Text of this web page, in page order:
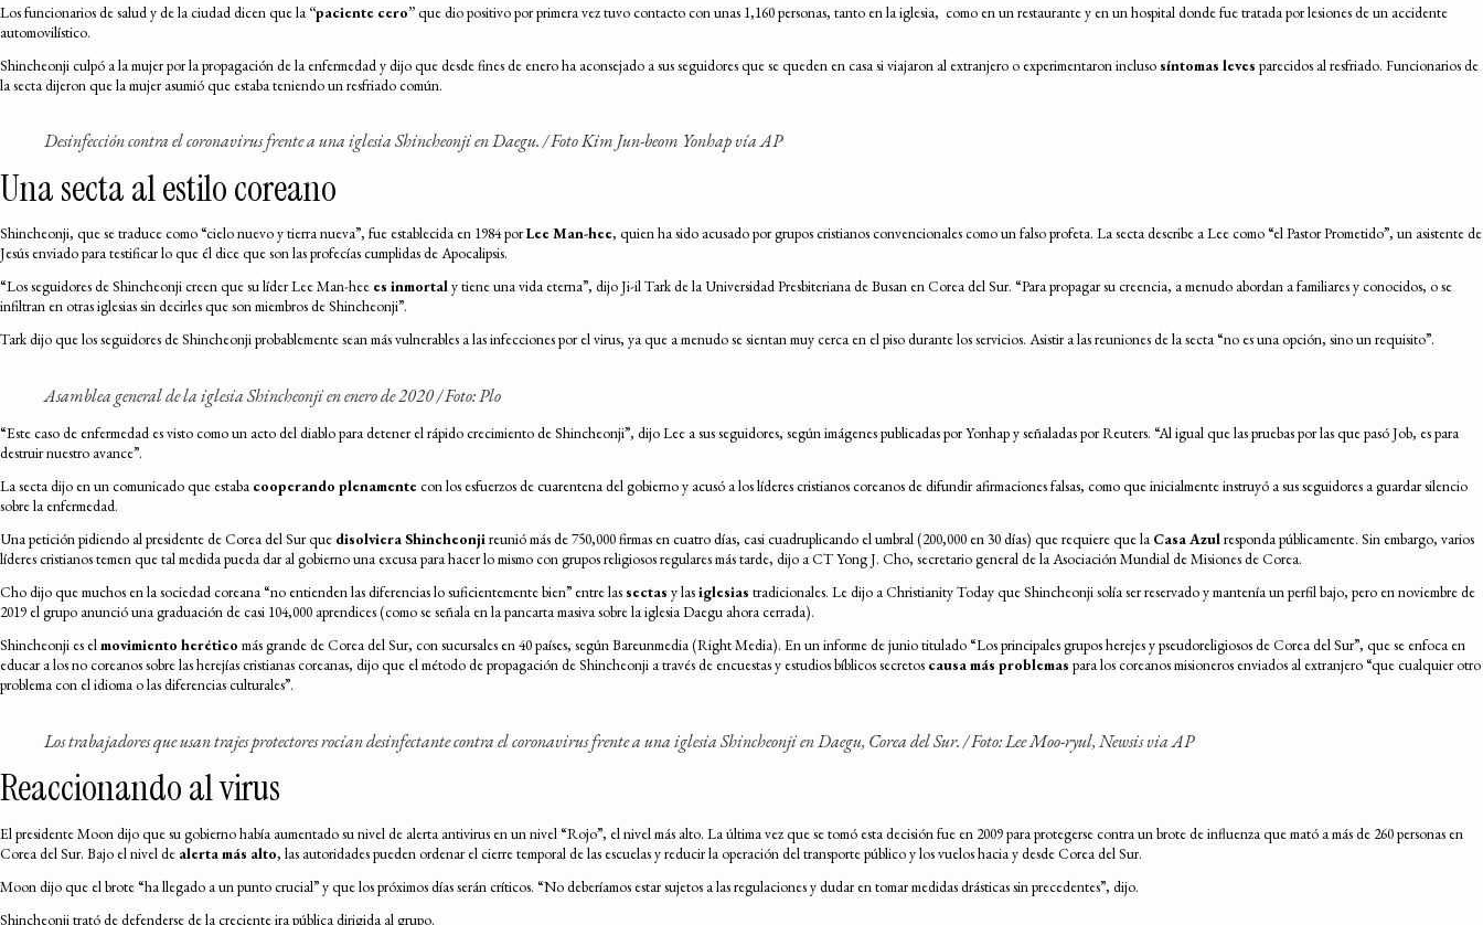
Los funcionarios de salud y de la ciudad dicen que la “paciente cero”que dio positivo por primera vez tuvo contacto con unas 1,160 personas, tanto en la iglesia, como en un restaurante y en un hospital donde fue tratada por lesiones de un accidente
automovilístico.
Shincheonji culpó a la mujer por la propagación de la enfermedad y dijo que desde fines de enero ha aconsejado a sus seguidores que se queden en casa si viajaron al extranjero o experimentaron inclusosíntomas leves parecidos al resfriado. Funcionarios de
la secta dijeron que la mujer asumió que estaba teniendo un resfriado común.
Desinfección contra el coronavirus frente a una iglesia Shincheonji en Daegu. /Foto Kim Jun-beom Yonhap vía AP
Una secta al estilo coreano
Shincheonji, que se traduce como “cielo nuevo y tierra nueva”, fue establecida en 1984 porLee Man-hee, quien ha sido acusado por grupos cristianos convencionales como un falso profeta. La secta describe a Lee como “el Pastor Prometido”, un asistente de
Jesús enviado para testificar lo que él dice que son las profecías cumplidas de Apocalipsis.
“Los seguidores de Shincheonji creen que su líder Lee Man-hee es inmortaly tiene una vida eterna”, dijo Ji-il Tark de la Universidad Presbiteriana de Busan en Corea del Sur. “Para propagar su creencia, a menudo abordan a familiares y conocidos, o se
infiltran en otras iglesias sin decirles que son miembros de Shincheonji”.
Tark dijo que los seguidores de Shincheonji probablemente sean más vulnerables a las infecciones por el virus, ya que a menudo se sientan muy cerca en el piso durante los servicios. Asistir a las reuniones de la secta “no es una opción, sino un requisito”.
Asamblea general de la iglesia Shincheonji en enero de 2020 /Foto: Plo
“Este caso de enfermedad es visto como un acto del diablo para detener el rápido crecimiento de Shincheonji”, dijo Lee a sus seguidores, según imágenes publicadas por Yonhap y señaladas por Reuters. “Al igual que las pruebas por las que pasó Job, es para
destruir nuestro avance”.
La secta dijo en un comunicado que estaba cooperando plenamentecon los esfuerzos de cuarentena del gobierno y acusó a los líderes cristianos coreanos de difundir afirmaciones falsas, como que inicialmente instruyó a sus seguidores a guardar silencio
sobre la enfermedad.
Una petición pidiendo al presidente de Corea del Sur que disolviera Shincheonjireunió más de 750,000 firmas en cuatro días, casi cuadruplicando el umbral (200,000 en 30 días) que requiere que la Casa Azulresponda públicamente. Sin embargo, varios
líderes cristianos temen que tal medida pueda dar al gobierno una excusa para hacer lo mismo con grupos religiosos regulares más tarde, dijo a CT Yong J. Cho, secretario general de la Asociación Mundial de Misiones de Corea.
Cho dijo que muchos en la sociedad coreana “no entienden las diferencias lo suficientemente bien” entre lassectas y lasiglesias tradicionales. Le dijo a Christianity Today que Shincheonji solía ser reservado y mantenía un perfil bajo, pero en noviembre de
2019 el grupo anunció una graduación de casi 104,000 aprendices (como se señala en la pancarta masiva sobre la iglesia Daegu ahora cerrada).
Shincheonji es elmovimiento herético más grande de Corea del Sur, con sucursales en 40 países, según Bareunmedia (Right Media). En un informe de junio titulado “Los principales grupos herejes y pseudoreligiosos de Corea del Sur”, que se enfoca en
educar a los no coreanos sobre las herejías cristianas coreanas, dijo que el método de propagación de Shincheonji a través de encuestas y estudios bíblicos secretos causa más problemas para los coreanos misioneros enviados al extranjero “que cualquier otro
problema con el idioma o las diferencias culturales”.
Los trabajadores que usan trajes protectores rocían desinfectante contra el coronavirus frente a una iglesia Shincheonji en Daegu, Corea del Sur. /Foto: Lee Moo-ryul, Newsis via AP
Reaccionando al virus
El presidente Moon dijo que su gobierno había aumentado su nivel de alerta antivirus en un nivel “Rojo”, el nivel más alto. La última vez que se tomó esta decisión fue en 2009 para protegerse contra un brote de influenza que mató a más de 260 personas en
Corea del Sur. Bajo el nivel de alerta más alto, las autoridades pueden ordenar el cierre temporal de las escuelas y reducir la operación del transporte público y los vuelos hacia y desde Corea del Sur.
Moon dijo que el brote “ha llegado a un punto crucial” y que los próximos días serán críticos. “No deberíamos estar sujetos a las regulaciones y dudar en tomar medidas drásticas sin precedentes”, dijo.
Shincheonji trató de defenderse de la creciente ira pública dirigida al grupo.